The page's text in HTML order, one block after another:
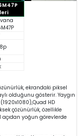
ekrandaki piksel
olduğunu gösterir. Yaygın
HD
çözünürlük, özellikle
yoğun görevlerde